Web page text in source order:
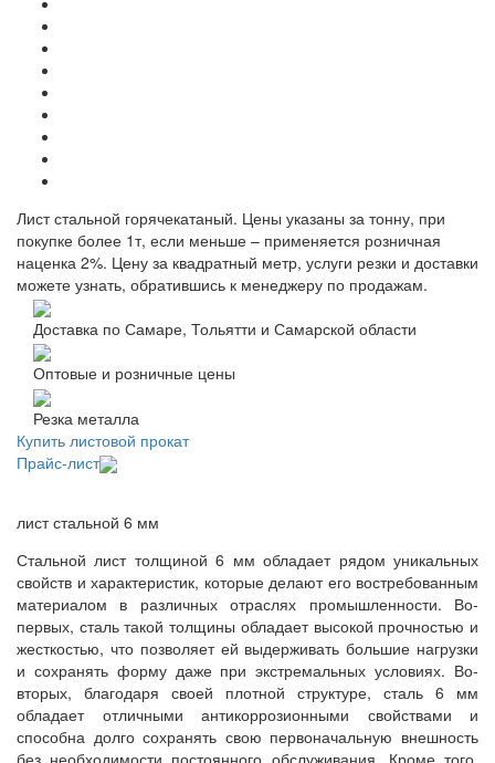
Лист стальной горячекатаный. Цены указаны за тонну, при
покупке более 1т, если меньше – применяется розничная
наценка 2%. Цену за квадратный метр, услуги резки и доставки
можете узнать, обратившись к менеджеру по продажам.
Доставка по Самаре, Тольятти и Самарской области
Оптовые и розничные цены
Резка металла
Купить листовой прокат
Прайс-лист
лист стальной 6 мм
Стальной лист толщиной 6 мм обладает рядом уникальных
свойств и характеристик, которые делают его востребованным
материалом в различных отраслях промышленности. Во-
первых, сталь такой толщины обладает высокой прочностью и
жесткостью, что позволяет ей выдерживать большие нагрузки
и сохранять форму даже при экстремальных условиях. Во-
вторых, благодаря своей плотной структуре, сталь 6 мм
обладает отличными антикоррозионными свойствами и
способна долго сохранять свою первоначальную внешность